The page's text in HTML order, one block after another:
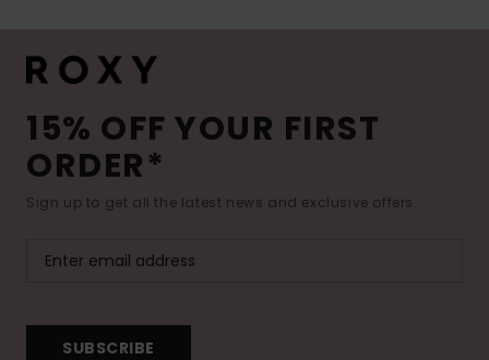
15% OFF YOUR FIRST
ORDER*
Sign up to get all the latest news and exclusive offers.
SUBSCRIBE